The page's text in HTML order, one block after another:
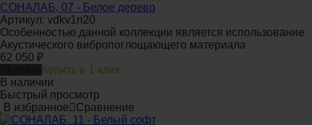
СОНАЛАБ, 07 - Белое дерево
Артикул: vdkv1n20
Особенностью данной коллекции является использование
Акустического вибропоглощающего материала
62 050 ₽
Купить в 1 клик
В наличии
Быстрый просмотр
В избранное
Сравнение